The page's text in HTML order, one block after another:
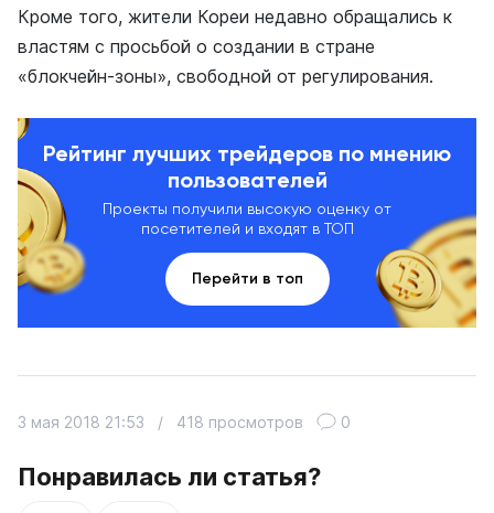
Кроме того, жители Кореи недавно обращались к
властям с просьбой о создании в стране
«блокчейн-зоны», свободной от регулирования.
Рейтинг лучших трейдеров по мнению
пользователей
Проекты получили высокую оценку от
посетителей и входят в ТОП
Перейти в топ
Понравилась ли статья?
3 мая 2018 21:53 / 418 просмотров 0